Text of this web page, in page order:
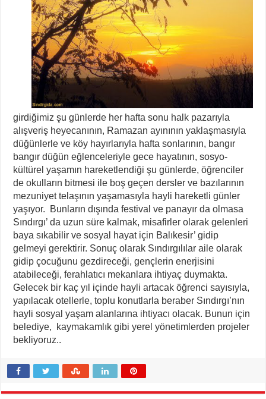
girdiğimiz şu günlerde her hafta sonu halk pazarıyla
alışveriş heyecanının, Ramazan ayınının yaklaşmasıyla
düğünlerle ve köy hayırlarıyla hafta sonlarının, bangır
bangır düğün eğlenceleriyle gece hayatının, sosyo-
kültürel yaşamın hareketlendiği şu günlerde, öğrenciler
de okulların bitmesi ile boş geçen dersler ve bazılarının
mezuniyet telaşının yaşamasıyla hayli hareketli günler
yaşıyor. Bunların dışında festival ve panayır da olmasa
Sındırgı’ da uzun süre kalmak, misafirler olarak gelenleri
baya sıkabilir ve sosyal hayat için Balıkesir’ gidip
gelmeyi gerektirir. Sonuç olarak Sındırgılılar aile olarak
gidip çocuğunu gezdireceği, gençlerin enerjisini
atabileceği, ferahlatıcı mekanlara ihtiyaç duymakta.
Gelecek bir kaç yıl içinde hayli artacak öğrenci sayısıyla,
yapılacak otellerle, toplu konutlarla beraber Sındırgı’nın
hayli sosyal yaşam alanlarına ihtiyacı olacak. Bunun için
belediye, kaymakamlık gibi yerel yönetimlerden projeler
bekliyoruz..